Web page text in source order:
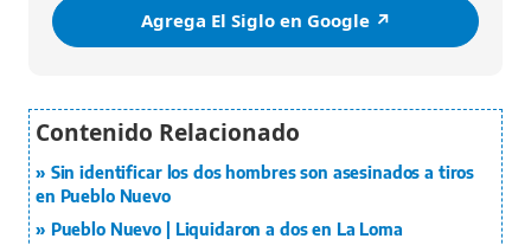
Agrega El Siglo en Google ↗️
Sin identificar los dos hombres son asesinados a tiros
en Pueblo Nuevo
Pueblo Nuevo | Liquidaron a dos en La Loma